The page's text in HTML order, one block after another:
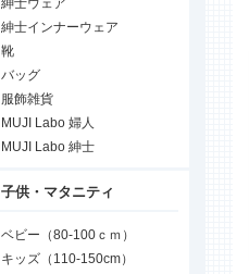
紳士ウェア
紳士インナーウェア
靴
バッグ
服飾雑貨
MUJI Labo 婦人
MUJI Labo 紳士
子供・マタニティ
ベビー（80-100ｃｍ）
キッズ（110-150cm）